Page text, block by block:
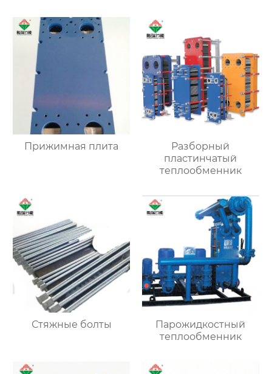
Прижимная плита
Разборный
пластинчатый
теплообменник
Стяжные болты
Парожидкостный
теплообменник